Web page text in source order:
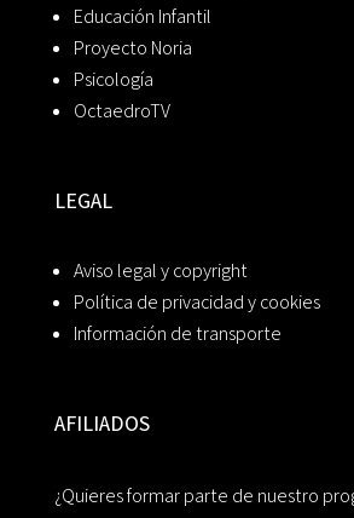
Educación Infantil
Proyecto Noria
Psicología
OctaedroTV
LEGAL
Aviso legal y copyright
Política de privacidad y cookies
Información de transporte
AFILIADOS
¿Quieres formar parte de nuestro